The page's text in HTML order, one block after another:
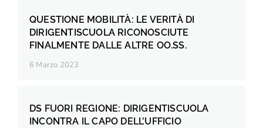
QUESTIONE MOBILITÀ: LE VERITÀ DI
DIRIGENTISCUOLA RICONOSCIUTE
FINALMENTE DALLE ALTRE OO.SS.
6 Marzo 2023
DS FUORI REGIONE: DIRIGENTISCUOLA
INCONTRA IL CAPO DELL’UFFICIO